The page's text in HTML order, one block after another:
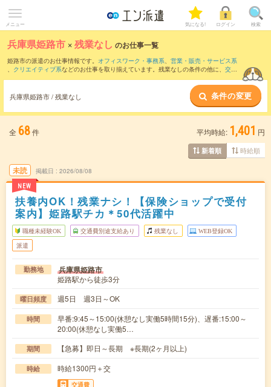
メニュー 気になる! ログイン 検索
兵庫県姫路市 ×残業なし のお仕事一覧
姫路市の派遣のお仕事情報です。 オフィスワーク・事務系、 営業・販売・サービス系
、 クリエイティブ系などのお仕事を取り揃えています。残業なしの条件の他に、 交通
兵庫県姫路市 / 残業なし 条件の変更
全 68件 平均時給: 1,401 円
新着順 時給順
未読
NEW
掲載日 2026/08/08
扶養内OK！残業ナシ！【保険ショップで受付
案内】姫路駅チカ＊50代活躍中
職種未経験OK 交通費別途支給あり 残業なし WEB登録OK
派遣
勤務地 兵庫県姫路市
姫路駅から徒歩3分
曜日頻度 週5日 週3日～OK
時間
早番:9:45～15:00(休憩なし実働5時間15分)、遅番:15:00～
20:00(休憩なし実働5…
期間 【急募】即日～長期 ※長期(2ヶ月以上)
時給 時給1300円＋交
交通費